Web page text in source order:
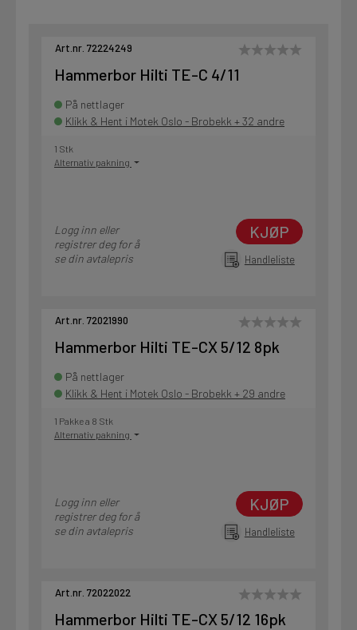
Art.nr. 72224249
Hammerbor Hilti TE-C 4/11
På nettlager
Klikk & Hent i Motek Oslo - Brobekk + 32 andre
1 Stk
Alternativ pakning
Logg inn eller
registrer deg for å
se din avtalepris
KJØP
Handleliste
Art.nr. 72021990
Hammerbor Hilti TE-CX 5/12 8pk
På nettlager
Klikk & Hent i Motek Oslo - Brobekk + 29 andre
1 Pakke a 8 Stk
Alternativ pakning
Logg inn eller
registrer deg for å
se din avtalepris
KJØP
Handleliste
Art.nr. 72022022
Hammerbor Hilti TE-CX 5/12 16pk